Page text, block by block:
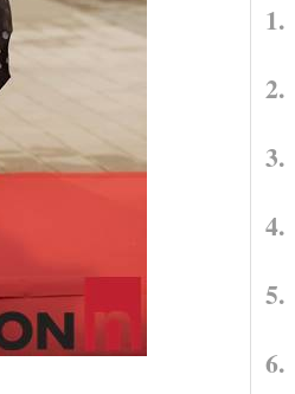
1.
2.
3.
4.
5.
6.